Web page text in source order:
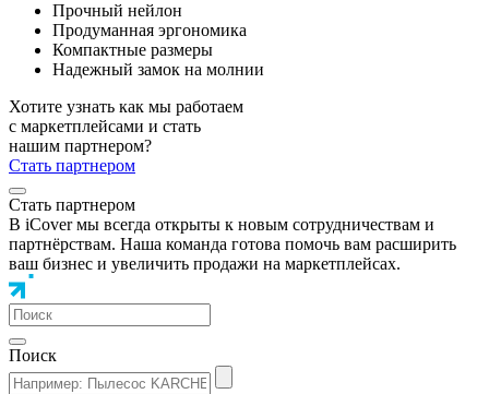
Прочный нейлон
Продуманная эргономика
Компактные размеры
Надежный замок на молнии
Хотите узнать как мы работаем
с маркетплейсами и стать
нашим партнером?
Стать партнером
Стать партнером
В iCover мы всегда открыты к новым сотрудничествам и
партнёрствам. Наша команда готова помочь вам расширить
ваш бизнес и увеличить продажи на маркетплейсах.
Поиск